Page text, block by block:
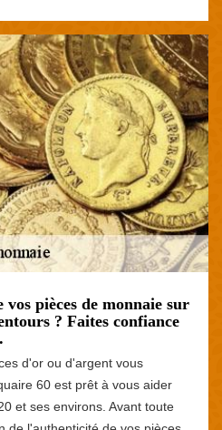
vos pièces de monnaie sur
? Faites confiance
d'or ou d'argent vous
60 est prêt à vous aider
et ses environs. Avant toute